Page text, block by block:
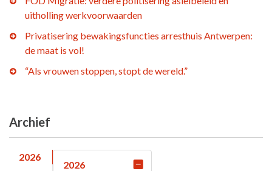
uitholling werkvoorwaarden
Privatisering bewakingsfuncties arresthuis Antwerpen:
de maat is vol!
“Als vrouwen stoppen, stopt de wereld.”
Archief
2026
2026